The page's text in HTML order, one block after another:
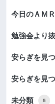
今日のＡＭ
勉強会より
安らぎを見
安らぎを見
未分類 5